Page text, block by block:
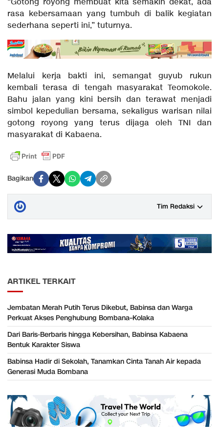
“Gotong royong membuat kita semakin dekat, ada
rasa kebersamaan yang tumbuh di balik kegiatan
sederhana seperti ini,” tuturnya.
Melalui kerja bakti ini, semangat guyub rukun
kembali terasa di tengah masyarakat Teomokole.
Bahu jalan yang kini bersih dan terawat menjadi
simbol kepedulian bersama, sekaligus warisan nilai
gotong royong yang terus dijaga oleh TNI dan
masyarakat di Kabaena.
Bagikan
Tim Redaksi
ARTIKEL TERKAIT
Jembatan Merah Putih Terus Dikebut, Babinsa dan Warga
Perkuat Akses Penghubung Bombana–Kolaka
Dari Baris-Berbaris hingga Kebersihan, Babinsa Kabaena
Bentuk Karakter Siswa
Babinsa Hadir di Sekolah, Tanamkan Cinta Tanah Air kepada
Generasi Muda Bombana